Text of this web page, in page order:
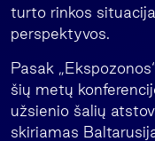
turto rinkos
perspektyvos.
Pasak
šių metų
užsienio šalių
skiriamas